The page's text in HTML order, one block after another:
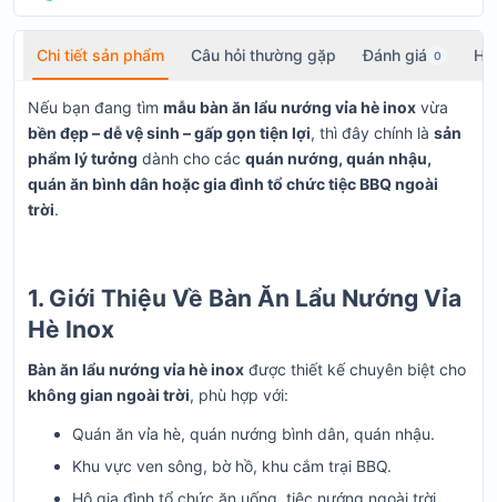
Chi tiết sản phẩm Câu hỏi thường gặp Đánh giá 0
Nếu bạn đang tìm mẫu bàn ăn lẩu nướng vỉa hè inox vừa
bền đẹp – dễ vệ sinh – gấp gọn tiện lợi, thì đây chính là sản
phẩm lý tưởng dành cho các quán nướng, quán nhậu,
quán ăn bình dân hoặc gia đình tổ chức tiệc BBQ ngoài
trời.
1. Giới Thiệu Về Bàn Ăn Lẩu Nướng Vỉa
Hè Inox
Bàn ăn lẩu nướng vỉa hè inox được thiết kế chuyên biệt cho
không gian ngoài trời, phù hợp với:
Quán ăn vỉa hè, quán nướng bình dân, quán nhậu.
Khu vực ven sông, bờ hồ, khu cắm trại BBQ.
Hộ gia đình tổ chức ăn uống, tiệc nướng ngoài trời.